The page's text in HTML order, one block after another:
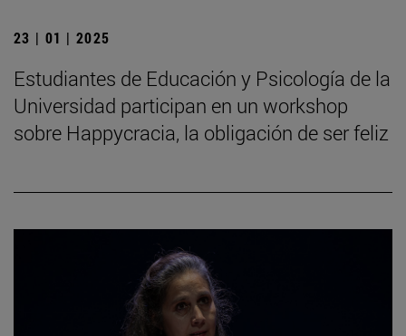
23 | 01 | 2025
Estudiantes de Educación y Psicología de la
Universidad participan en un workshop
sobre Happycracia, la obligación de ser feliz